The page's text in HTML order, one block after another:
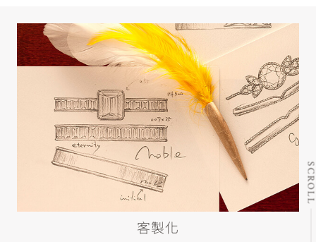
客製化